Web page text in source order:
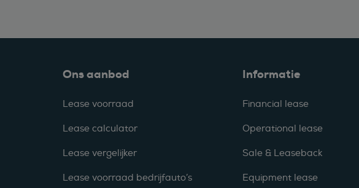
Ons aanbod
Lease voorraad
Lease calculator
Lease vergelijker
Lease voorraad bedrijfauto’s
Informatie
Financial lease
Operational lease
Sale & Leaseback
Equipment lease